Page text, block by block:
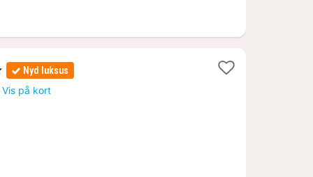
Nyd luksus
Vis på kort